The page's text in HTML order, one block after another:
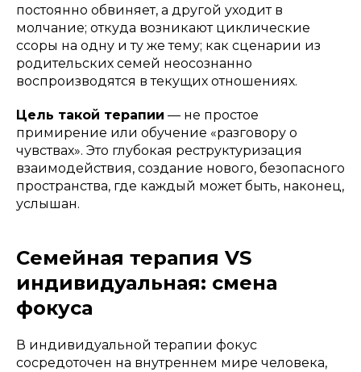
постоянно обвиняет, а другой уходит в
молчание; откуда возникают циклические
ссоры на одну и ту же тему; как сценарии из
родительских семей неосознанно
воспроизводятся в текущих отношениях.
Цель такой терапии — не простое
примирение или обучение «разговору о
чувствах». Это глубокая реструктуризация
взаимодействия, создание нового, безопасного
пространства, где каждый может быть, наконец,
услышан.
Семейная терапия VS
индивидуальная: смена
фокуса
В индивидуальной терапии фокус
сосредоточен на внутреннем мире человека,